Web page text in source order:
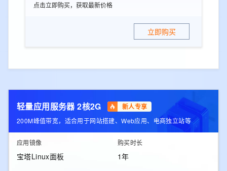
点击立即购买，获取最新价格
立即购买
轻量应用服务器 2核2G 新人专享
200M峰值带宽，适合用于网站搭建、Web应用、电商独立站等
应用镜像
宝塔Linux面板
购买时长
1年